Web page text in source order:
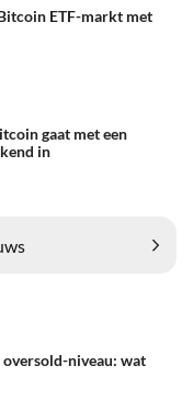
ETF-markt met
gaat met een
in
niveau: wat